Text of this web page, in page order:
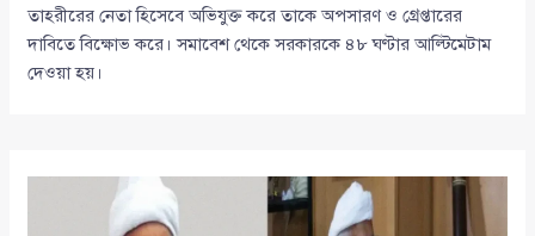
তাহরীরের নেতা হিসেবে অভিযুক্ত করে তাকে অপসারণ ও গ্রেপ্তারের
দাবিতে বিক্ষোভ করে। সমাবেশ থেকে সরকারকে ৪৮ ঘণ্টার আল্টিমেটাম
দেওয়া হয়।